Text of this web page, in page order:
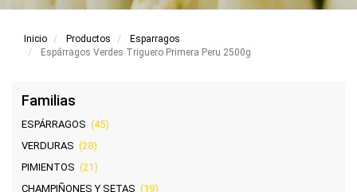
Inicio Productos
Esparragos
Espárragos Verdes Triguero Primera Peru 2500g
Familias
ESPÁRRAGOS (45)
VERDURAS (28)
PIMIENTOS (21)
CHAMPIÑONES Y SETAS (19)